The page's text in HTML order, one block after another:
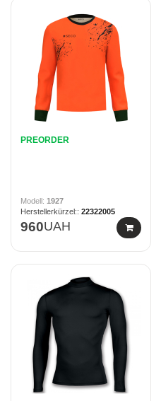
PREORDER
1927
22322005
960UAH